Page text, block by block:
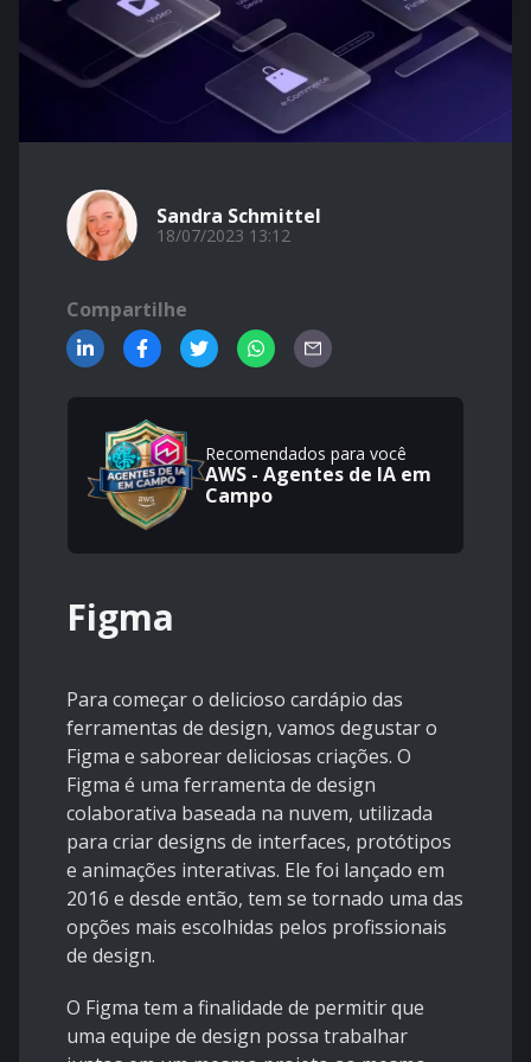
Sandra Schmittel
18/07/2023 13:12
Compartilhe
Recomendados para você
AWS - Agentes de IA em
Campo
Figma
Para começar o delicioso cardápio das
ferramentas de design, vamos degustar o
Figma e saborear deliciosas criações. O
Figma é uma ferramenta de design
colaborativa baseada na nuvem, utilizada
para criar designs de interfaces, protótipos
e animações interativas. Ele foi lançado em
2016 e desde então, tem se tornado uma das
opções mais escolhidas pelos profissionais
de design.
O Figma tem a finalidade de permitir que
uma equipe de design possa trabalhar